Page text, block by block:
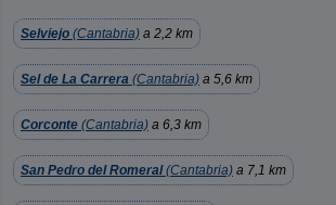
Selviejo (Cantabria) a 2,2 km
Sel de La Carrera (Cantabria) a 5,6 km
Corconte (Cantabria) a 6,3 km
San Pedro del Romeral(Cantabria) a 7,1 km